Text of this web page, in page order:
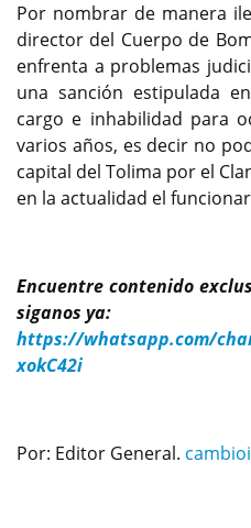
Por nombrar de manera
director del Cuerpo de
enfrenta a problemas
una sanción estipulada
cargo e inhabilidad para
varios años, es decir no
capital del Tolima por el
en la actualidad el
Encuentre contenido
siganos ya:
https://whatsapp.com/
xokC42i
Por: Editor General.